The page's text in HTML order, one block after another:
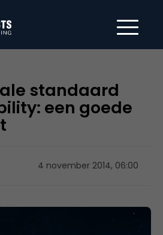
standaard
een goede
4 november 2014, 06:00